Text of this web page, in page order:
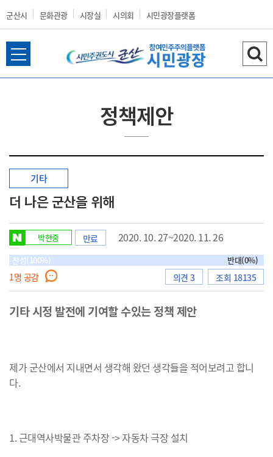
군산시 문화관광 시장실 시의회 시민광장플랫폼
군
시
홈
으
로
이
전
체
검
색
정책제안
기타
더 나은 군산을 위해
박현중 만료 2020. 10. 27~2020. 11. 26
찬성(100%) 반대(0%)
1명 공감 의견 3 조회 18135
기타 시정 발전에 기여할 수있는 정책 제안
제가 군산에서 지내면서 생각해 왔던 생각들을 적어보려고 합니
다.
1. 근대역사박물관 주차장 -> 자동차 극장 설치